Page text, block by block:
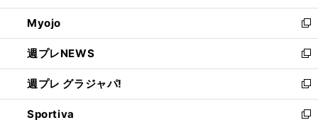
開
く
ウ
で
開
く
ン
ド
ウ
で
開
く
ウ
ィ
ン
ド
ウ
で
開
く
Myojo
新
し
い
ウ
ィ
ン
ド
週プレNEWS
新
し
い
ウ
ィ
週プレ グラジャパ!
新
し
い
Sportiva
新